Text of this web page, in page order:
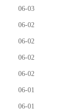
06-03
06-02
06-02
06-02
06-02
06-01
06-01